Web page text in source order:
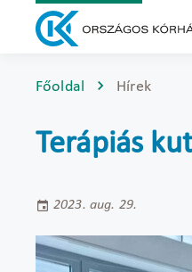
Főoldal Hírek
Terápiás
2023. aug. 29.